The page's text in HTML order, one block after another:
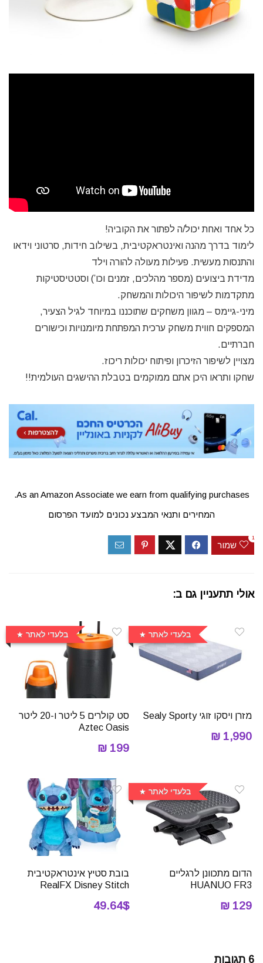
כל אחד ואחת יכול/ה לפתור את הקוביה!
לימוד בדרך מהנה ואינטראקטיבית, בשילוב חידות, סרטוני וידאו
והתנסות מעשית. פעילות מעולה להורה וילד
מדידת ביצועים (מספר מהלכים, זמנים וכו’) וסטטיסטיקות
מתקדמות לשיפור היכולות והמשחק.
מיני-גיימס – מגוון משחקים שתוכננו במיוחד לגיל הצעיר,
המספקים חווית משחק ערכית המפתחת מיומנויות וכישורים
חברתיים.
מצויין לשיפור הזיכרון ופיתוח יכולות ריכוז.
שחקו ותראו היכן אתם ממוקמים בטבלת ההישגים העולמית!!
As an Amazon Associate we earn from qualifying purchases.
המחירים ותנאי המבצע נכונים למועד הפרסום
שמור
1
אולי תתעניין גם ב:
בלעדי לאתר
מזרן ויסקו זוגי Sealy Sporty
1,990 ₪
בלעדי לאתר
סט קולרים 5 ליטר ו-20 ליטר
Aztec Oasis
199 ₪
בלעדי לאתר
הדום מתכוונן לרגליים
HUANUO FR3
129 ₪
בובת סטיץ אינטראקטיבית
RealFX Disney Stitch
49.64$
6 תגובות